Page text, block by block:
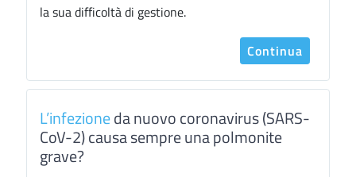
la sua difficoltà di gestione.
Continua
L’infezioneda nuovo coronavirus (SARS-
CoV-2) causa sempre una polmonite
grave?